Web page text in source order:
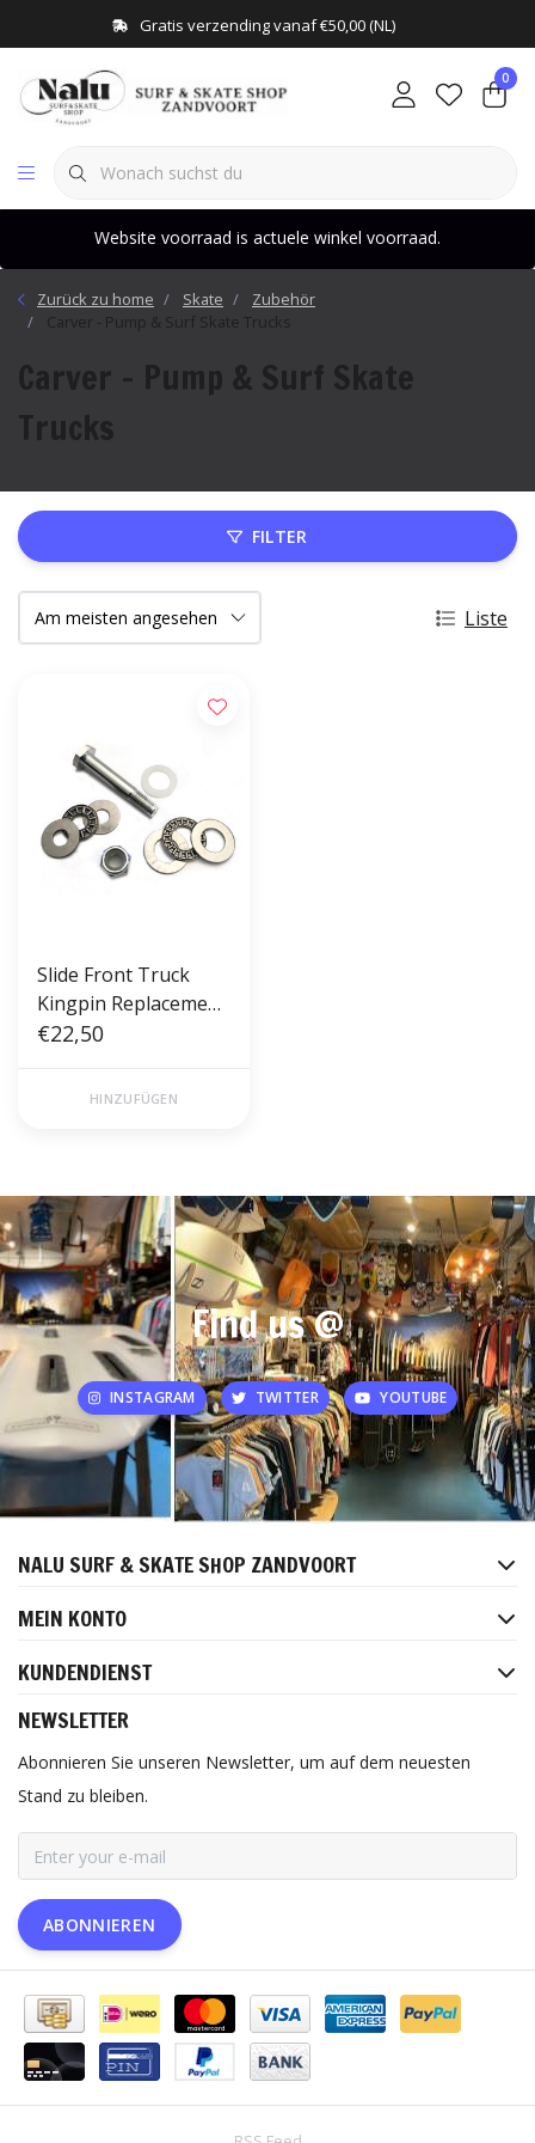
Gratis verzending vanaf €50,00 (NL)
0
Website voorraad is actuele winkel voorraad.
Zurück zu home Skate
Zubehör
Carver - Pump & Surf Skate Trucks
Carver - Pump & Surf Skate
Trucks
FILTER
Liste
Slide Front Truck
Kingpin Replacement
Set
€22,50
HINZUFÜGEN
Find us @
INSTAGRAM TWITTER YOUTUBE
NALU SURF & SKATE SHOP ZANDVOORT
MEIN KONTO
KUNDENDIENST
NEWSLETTER
Abonnieren Sie unseren Newsletter, um auf dem neuesten
Stand zu bleiben.
ABONNIEREN